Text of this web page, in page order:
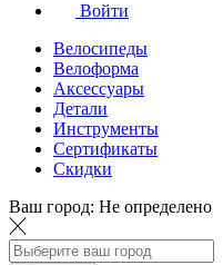
Войти
Велосипеды
Велоформа
Аксессуары
Детали
Инструменты
Сертификаты
Скидки
Ваш город: Не определено